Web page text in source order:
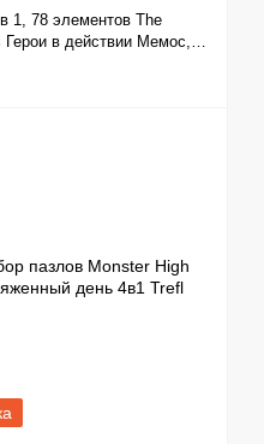
1, 78 элементов The
Герои в действии Мемос,